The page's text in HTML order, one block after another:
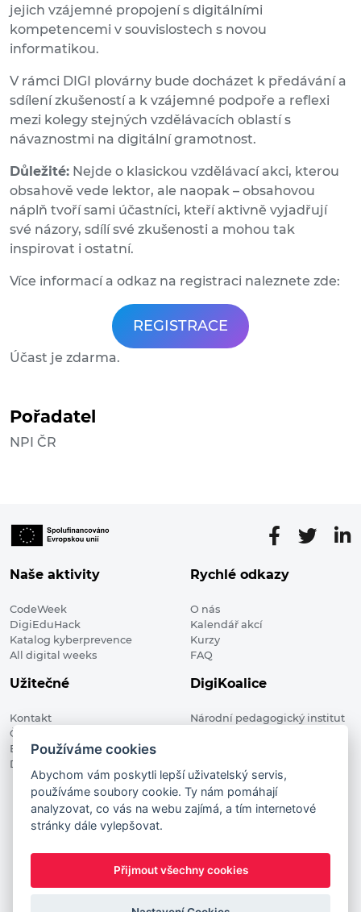
jejich vzájemné propojení s digitálními
kompetencemi v souvislostech s novou
informatikou.
V rámci DIGI plovárny bude docházet k předávání a
sdílení zkušeností a k vzájemné podpoře a reflexi
mezi kolegy stejných vzdělávacích oblastí s
návaznostmi na digitální gramotnost.
Důležité: Nejde o klasickou vzdělávací akci, kterou
obsahově vede lektor, ale naopak – obsahovou
náplň tvoří sami účastníci, kteří aktivně vyjadřují
své názory, sdílí své zkušenosti a mohou tak
inspirovat i ostatní.
Více informací a odkaz na registraci naleznete zde:
REGISTRACE
Účast je zdarma.
Pořadatel
NPI ČR
Naše aktivity
CodeWeek
DigiEduHack
Katalog kyberprevence
All digital weeks
Rychlé odkazy
O nás
Kalendář akcí
Kurzy
FAQ
Užitečné
Kontakt
Členské organizace
Blog
Digitalizace ve vzdělávání
DigiKoalice
Národní pedagogický institut
DigiKoalice 2021. All rights reserved
Vstup do administrace
This project has received funding from the European
Commission Innovation and Networks Executive Agency (now
Používáme cookies
Abychom vám poskytli lepší uživatelský servis,
používáme soubory cookie. Ty nám pomáhají
analyzovat, co vás na webu zajímá, a tím internetové
stránky dále vylepšovat.
Přijmout všechny cookies